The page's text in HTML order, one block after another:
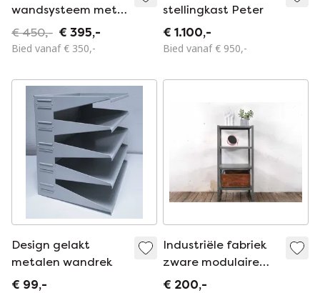
wandsysteem met
bureau
€ 450,- € 395,-
Bied vanaf € 350,-
stellingkast Peter
€ 1.100,-
Bied vanaf € 950,-
Design gelakt
metalen wandrek
€ 99,-
Industriële fabriek
zware modulaire
metalen rekken
€ 200,-